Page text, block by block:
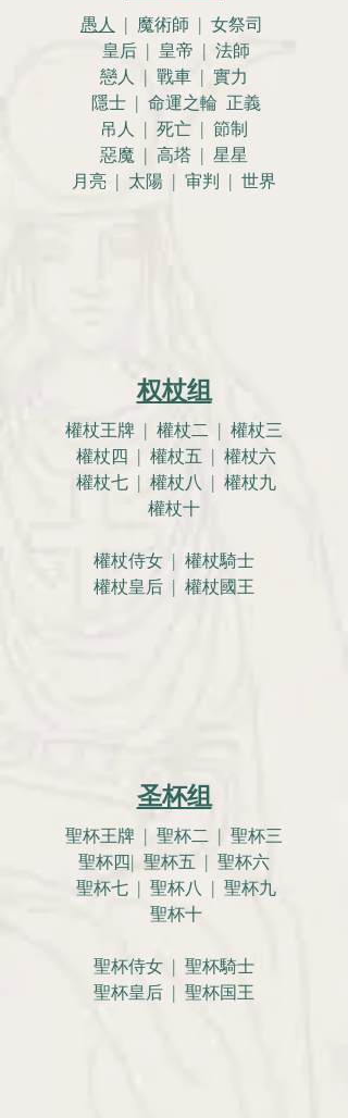
愚人 | 魔術師 | 女祭司
皇后 | 皇帝 | 法師
戀人 | 戰車 | 實力
隱士 | 命運之輪 正義
吊人 | 死亡 | 節制
惡魔 | 高塔 | 星星
月亮 | 太陽 | 审判 | 世界
权杖组
權杖王牌 | 權杖二 | 權杖三
權杖四 | 權杖五 | 權杖六
權杖七 | 權杖八 | 權杖九
權杖十
權杖侍女 | 權杖騎士
權杖皇后 | 權杖國王
圣杯组
聖杯王牌 | 聖杯二 | 聖杯三
聖杯四| 聖杯五 | 聖杯六
聖杯七 | 聖杯八 | 聖杯九
聖杯十
聖杯侍女 | 聖杯騎士
聖杯皇后 | 聖杯国王